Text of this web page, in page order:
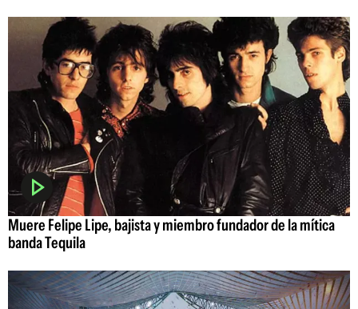
Muere Felipe Lipe, bajista y miembro fundador de la mítica
banda Tequila